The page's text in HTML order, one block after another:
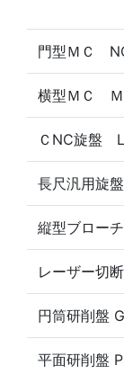
門型ＭＣ
横型ＭＣ Ｍ
ＣNC旋盤
長尺汎用旋
縦型ブロー
レーザー切
円筒研削盤
平面研削盤